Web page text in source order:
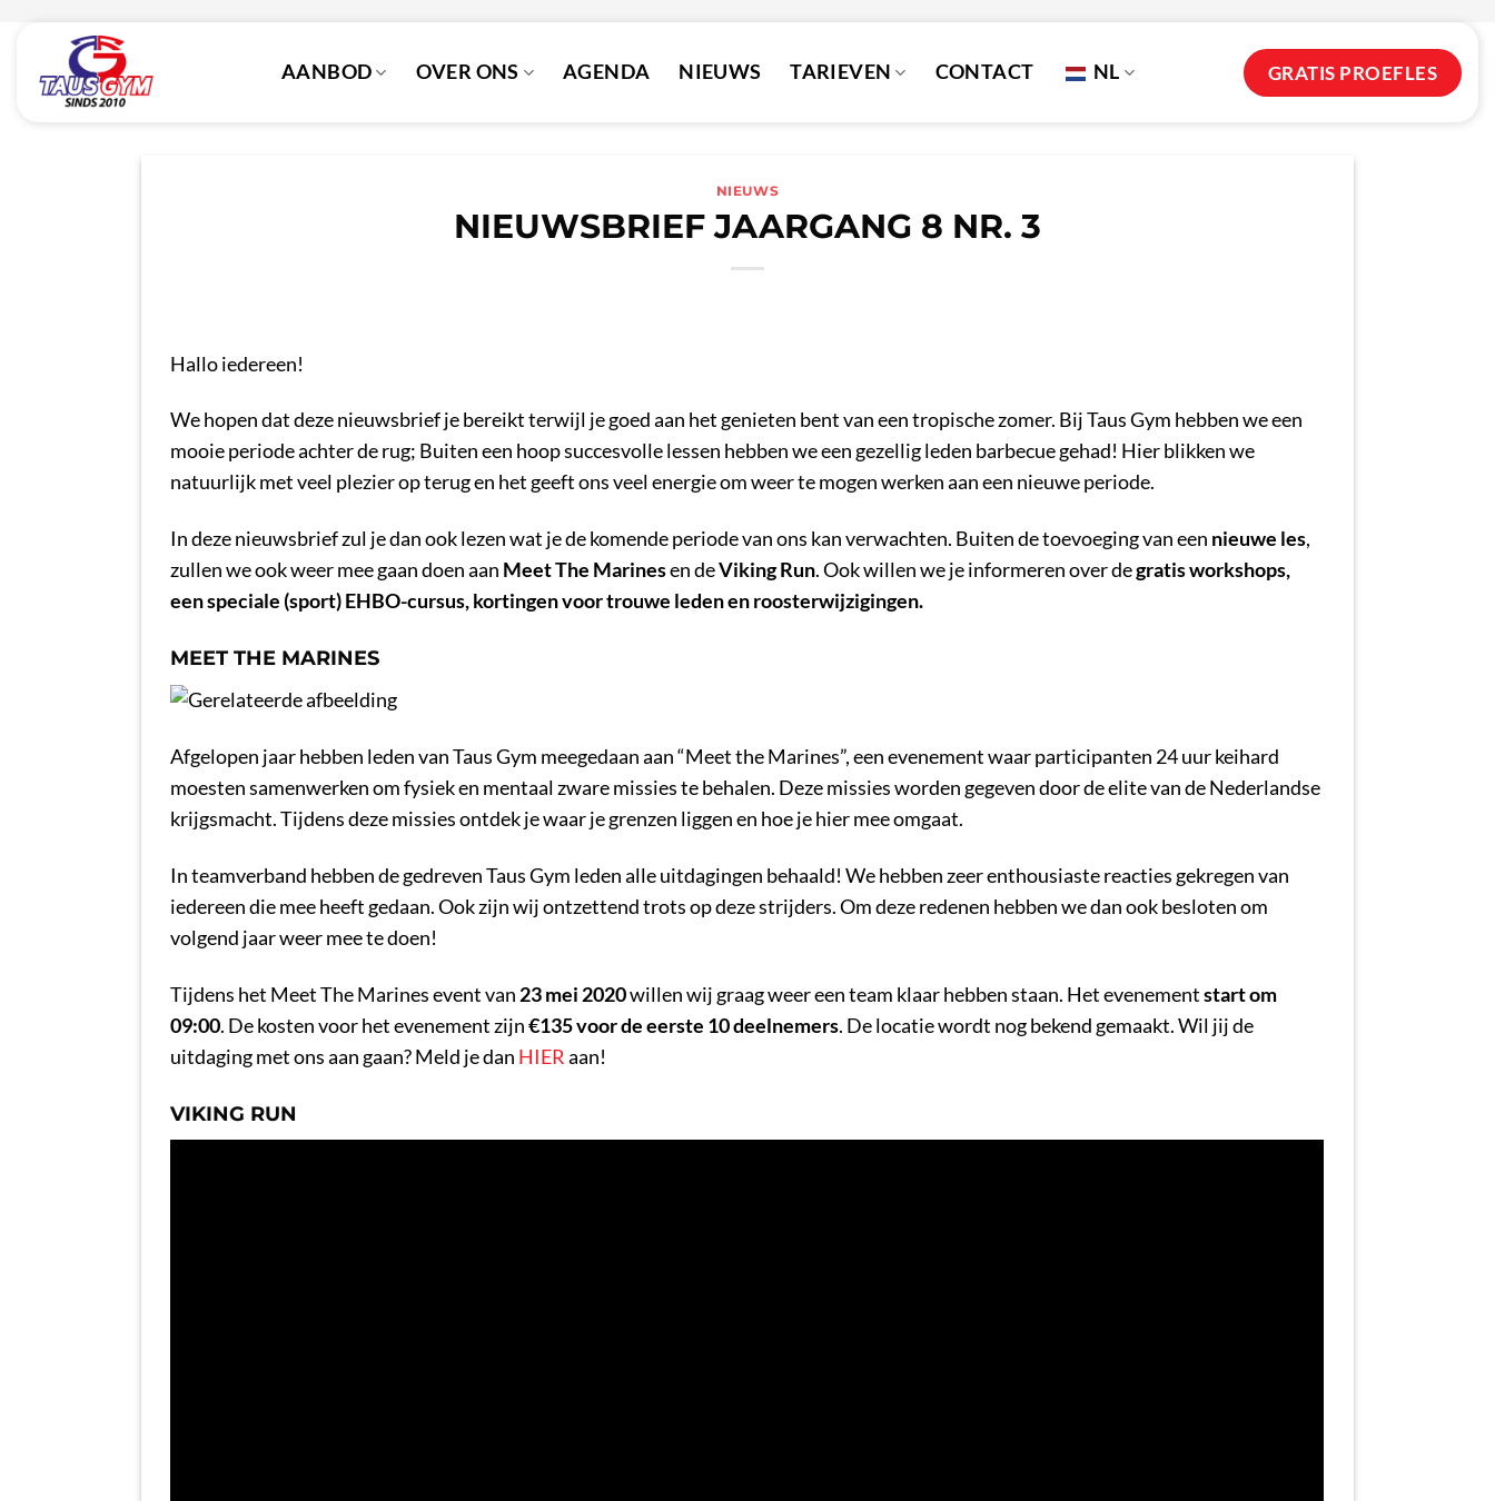
inhoud
AANBOD OVER ONS AGENDA NIEUWS TARIEVEN CONTACT NL GRATIS PROEFLES
NIEUWS
NIEUWSBRIEF JAARGANG 8 NR. 3
Hallo iedereen!
We hopen dat deze nieuwsbrief je bereikt terwijl je goed aan het genieten bent van een tropische zomer. Bij Taus Gym hebben we een
mooie periode achter de rug; Buiten een hoop succesvolle lessen hebben we een gezellig leden barbecue gehad! Hier blikken we
natuurlijk met veel plezier op terug en het geeft ons veel energie om weer te mogen werken aan een nieuwe periode.
In deze nieuwsbrief zul je dan ook lezen wat je de komende periode van ons kan verwachten. Buiten de toevoeging van een nieuwe les,
zullen we ook weer mee gaan doen aan Meet The Marinesen deViking Run. Ook willen we je informeren over degratis workshops,
een speciale (sport) EHBO-cursus, kortingen voor trouwe leden en roosterwijzigingen.
MEET THE MARINES
Afgelopen jaar hebben leden van Taus Gym meegedaan aan “Meet the Marines”, een evenement waar participanten 24 uur keihard
moesten samenwerken om fysiek en mentaal zware missies te behalen. Deze missies worden gegeven door de elite van de Nederlandse
krijgsmacht. Tijdens deze missies ontdek je waar je grenzen liggen en hoe je hier mee omgaat.
In teamverband hebben de gedreven Taus Gym leden alle uitdagingen behaald! We hebben zeer enthousiaste reacties gekregen van
iedereen die mee heeft gedaan. Ook zijn wij ontzettend trots op deze strijders. Om deze redenen hebben we dan ook besloten om
volgend jaar weer mee te doen!
Tijdens het Meet The Marines event van 23 mei 2020willen wij graag weer een team klaar hebben staan. Het evenementstart om
09:00. De kosten voor het evenement zijn€135 voor de eerste 10 deelnemers. De locatie wordt nog bekend gemaakt. Wil jij de
uitdaging met ons aan gaan? Meld je dan HIERaan!
VIKING RUN